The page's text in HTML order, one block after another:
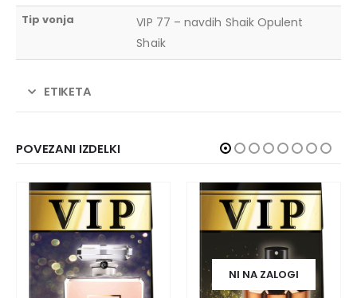
Tip vonja
VIP 77 – navdih Shaik Opulent
Shaik
ETIKETA
POVEZANI IZDELKI
NI NA ZALOGI